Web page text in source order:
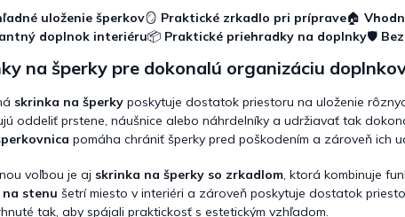
l
á
d
a
c
i
e
p
r
k
y
uloženie šperkov🪞 Praktické zrkadlo pri príprave🏠
doplnok interiéru📦 Praktické priehradky na doplnky🛡️
na šperky pre dokonalú organizáciu
skrinka na šperky poskytuje dostatok priestoru na uloženie
oddeliť prstene, náušnice alebo náhrdelníky a udržiavať tak
pomáha chrániť šperky pred poškodením a zároveň ich
voľbou je aj skrinka na šperky so zrkadlom, ktorá kombinuje
stenu šetrí miesto v interiéri a zároveň poskytuje dostatok
tak, aby spájali praktickosť s estetickým vzhľadom.